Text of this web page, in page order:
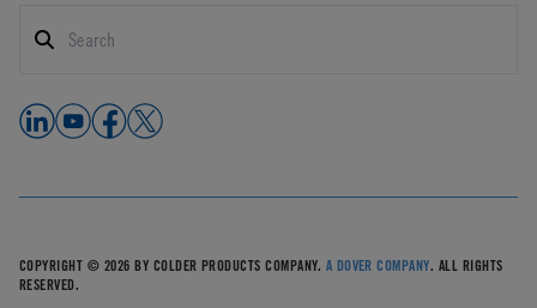
COPYRIGHT © 2026 BY COLDER PRODUCTS COMPANY. A DOVER COMPANY. ALL RIGHTS
RESERVED.